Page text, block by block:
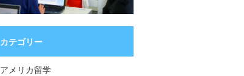
カテゴリー
アメリカ留学